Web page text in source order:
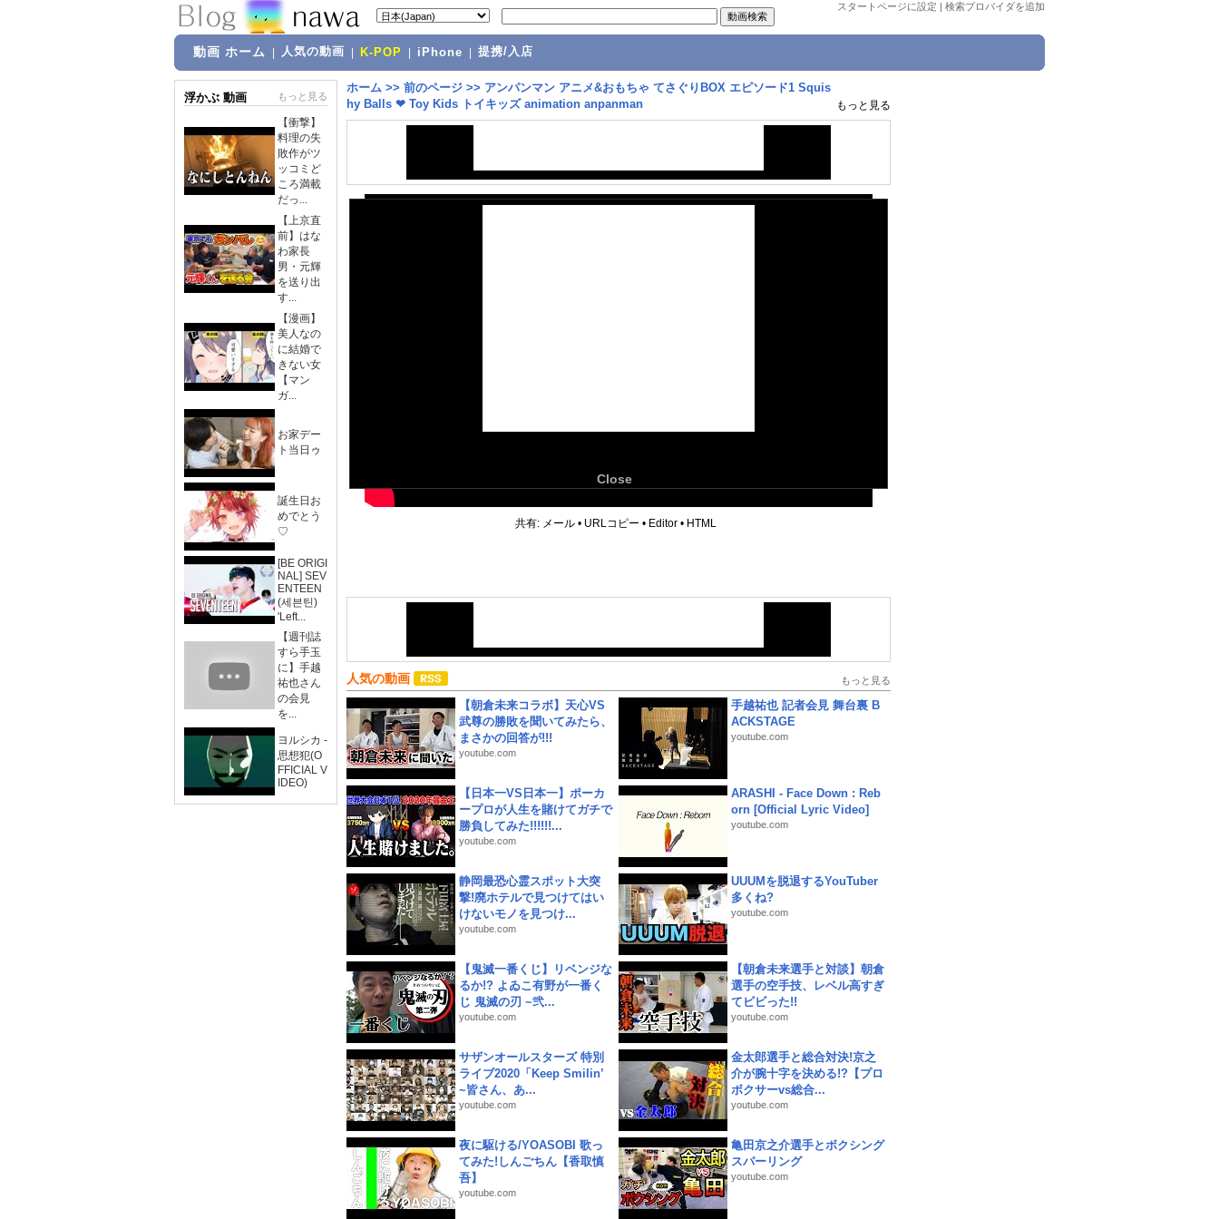
スタートページに設定 | 検索プロバイダを追加
動画 ホーム 人気の動画 K-POP iPhone 提携/入店
浮かぶ 動画 もっと見る
【衝撃】
料理の失
敗作がツ
ッコミど
ころ満載
だっ...
【上京直
前】はな
わ家長
男・元輝
を送り出
す...
【漫画】
美人なの
に結婚で
きない女
【マン
ガ...
お家デー
ト当日ゥ
誕生日お
めでとう
♡
[BE ORIGI
NAL] SEV
ENTEEN
(세븐틴)
'Left...
【週刊誌
すら手玉
に】手越
祐也さん
の会見
を...
ヨルシカ -
思想犯(O
FFICIAL V
IDEO)
ホーム >> 前のページ >> アンパンマン アニメ&おもちゃ てさぐりBOX エピソード1 Squis
hy Balls ❤ Toy Kids トイキッズ animation anpanman
もっと見る
Close
共有: メール • URLコピー • Editor • HTML
人気の動画 もっと見る
【朝倉未来コラボ】天心VS
武尊の勝敗を聞いてみたら、
まさかの回答が!!!
youtube.com
手越祐也 記者会見 舞台裏 B
ACKSTAGE
youtube.com
【日本一VS日本一】ポーカ
ープロが人生を賭けてガチで
勝負してみた!!!!!!...
youtube.com
ARASHI - Face Down : Reb
orn [Official Lyric Video]
youtube.com
静岡最恐心霊スポット大突
撃!廃ホテルで見つけてはい
けないモノを見つけ...
youtube.com
UUUMを脱退するYouTuber
多くね?
youtube.com
【鬼滅一番くじ】リベンジな
るか!? よゐこ有野が一番く
じ 鬼滅の刃 ~弐...
youtube.com
【朝倉未来選手と対談】朝倉
選手の空手技、レベル高すぎ
てビビった!!
youtube.com
サザンオールスターズ 特別
ライブ2020「Keep Smilin’
~皆さん、あ...
youtube.com
金太郎選手と総合対決!京之
介が腕十字を決める!?【プロ
ボクサーvs総合...
youtube.com
夜に駆ける/YOASOBI 歌っ
てみた!しんごちん【香取慎
吾】
youtube.com
亀田京之介選手とボクシング
スパーリング
youtube.com